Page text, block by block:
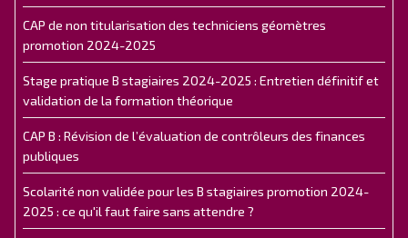
CAP de non titularisation des techniciens géomètres
promotion 2024-2025
Stage pratique B stagiaires 2024-2025 : Entretien définitif et
validation de la formation théorique
CAP B : Révision de l’évaluation de contrôleurs des finances
publiques
Scolarité non validée pour les B stagiaires promotion 2024-
2025 : ce qu'il faut faire sans attendre ?